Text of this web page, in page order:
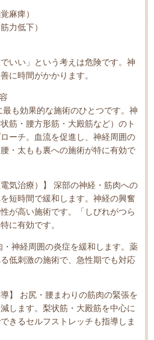
麻痺）
力低下）
いい」という考えは危険です。神
に時間がかかります。
最も効果的な施術のひとつです。神
筋・腰方形筋・大殿筋など）のト
ーチ。血流を促進し、神経周囲の
・太もも裏への施術が特に有効で
気治療）】 深部の神経・筋肉への
短時間で緩和します。神経の興奮
が高い施術です。「しびれがつら
に有効です。
・神経周囲の炎症を緩和します。薬
低刺激の施術で、急性期でも対応
】 お尻・腰まわりの筋肉の緊張を
します。梨状筋・大殿筋を中心に
きるセルフストレッチも指導しま